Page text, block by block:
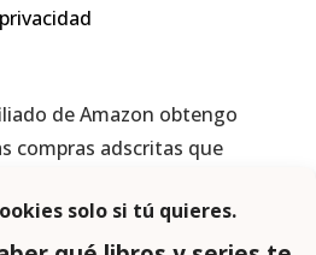
privacidad
de Amazon obtengo
compras adscritas que